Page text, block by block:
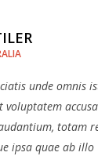
unde omnis
voluptatem
totam
ipsa quae ab illo